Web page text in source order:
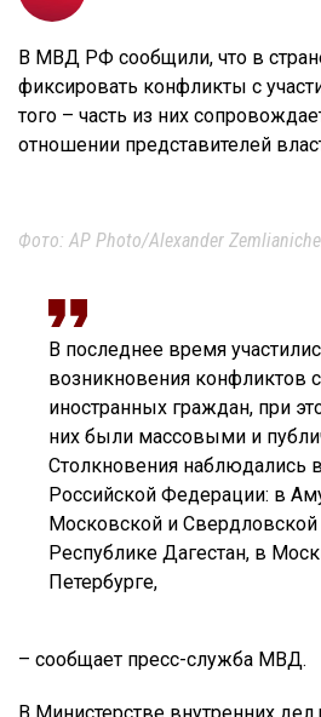
В МВД РФ сообщили, что в
фиксировать конфликты с
того – часть из них
отношении представителей
Фото: AP Photo/Alexander
В последнее время
возникновения конфликтов
иностранных граждан, при
них были массовыми и
Столкновения наблюдались
Российской Федерации: в
Московской и Свердловской
Республике Дагестан, в
Петербурге,
– сообщает пресс-служба МВД.
В Министерстве внутренних